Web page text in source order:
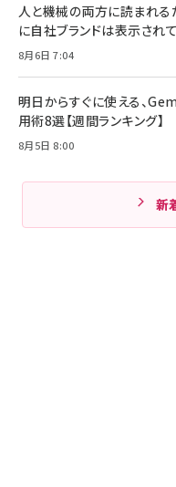
人と機械の両方に読まれる
に自社ブランドは表示され
8月6日 7:04
明日からすぐに使える、
用術8選【週間ランキング】
8月5日 8:00
新